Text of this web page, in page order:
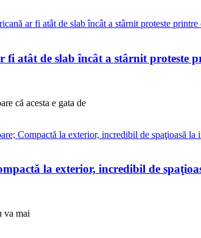
atât de slab încât a stârnit proteste
că acesta e gata de
la exterior, incredibil de
va mai